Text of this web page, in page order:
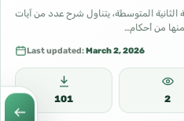
المتوسطة، يتناول شرح عدد من آيات
منها من أحكام…
Last updated:March 2, 2026
101 2